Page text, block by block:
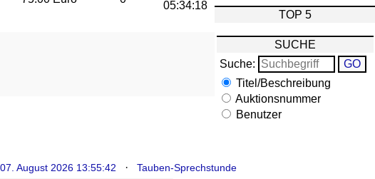
05:34:18
TOP 5
SUCHE
Suche:
Titel/Beschreibung
Auktionsnummer
Benutzer
07. August 2026 13:55:42 · Tauben-Sprechstunde